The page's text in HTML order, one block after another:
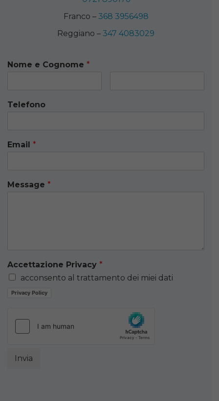
Franco – 368 3956498
Reggiano – 347 4083029
Nome e Cognome *
Telefono
Email *
Message *
Accettazione Privacy *
acconsento al trattamento dei miei dati
Privacy Policy
Invia